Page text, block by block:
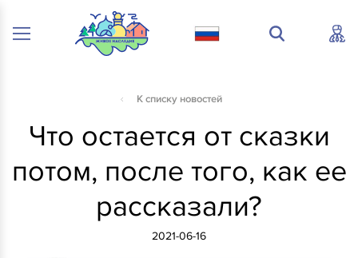
К списку новостей
Что остается от сказки
потом, после того, как ее
рассказали?
2021-06-16